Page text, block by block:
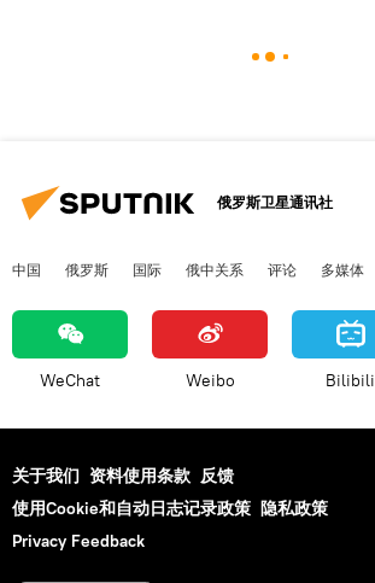
俄罗斯卫星通讯社
中国 俄罗斯 国际 俄中关系 评论 多媒体
WeChat Weibo Bilibili
关于我们 资料使用条款 反馈
使用Cookie和自动日志记录政策 隐私政策
Privacy Feedback